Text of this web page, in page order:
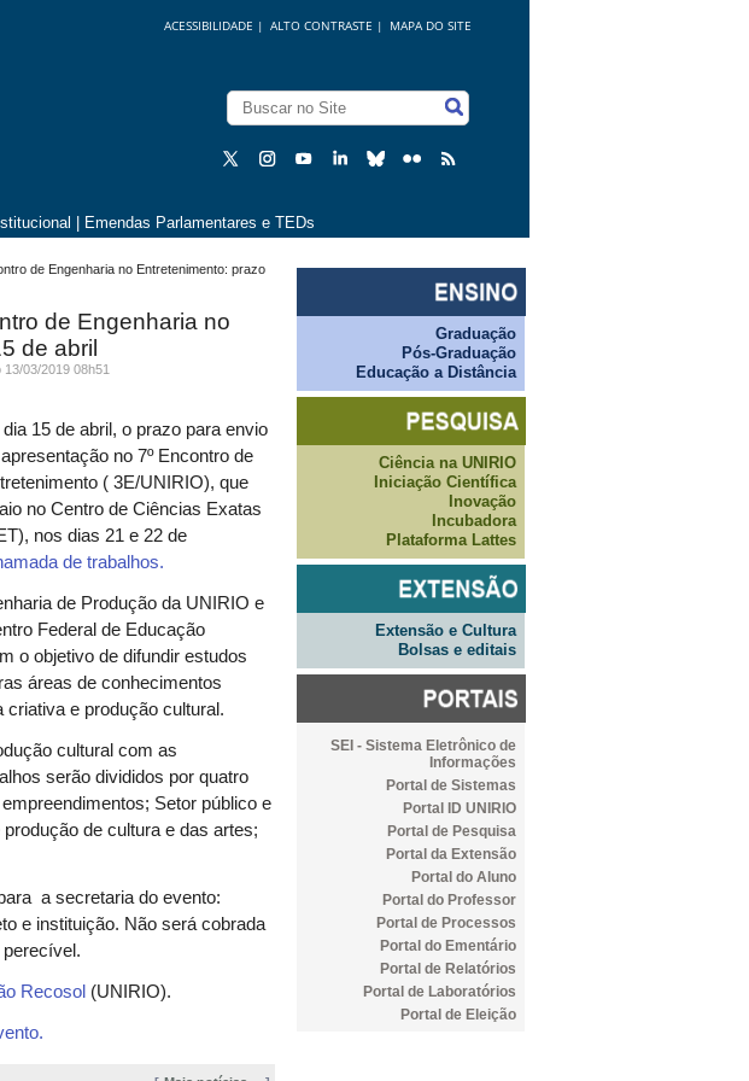
MAPA DO SITE
ALTO CONTRASTE |
ACESSIBILIDADE |
Emendas Parlamentares e TEDs
de Engenharia no Entretenimento: prazo
de Engenharia no
de abril
13/03/2019 08h51
15 de abril, o prazo para envio
no 7º Encontro de
( 3E/UNIRIO), que
no Centro de Ciências Exatas
nos dias 21 e 22 de
de trabalhos.
de Produção da UNIRIO e
Federal de Educação
o objetivo de difundir estudos
áreas de conhecimentos
criativa e produção cultural.
cultural com as
serão divididos por quatro
Setor público e
de cultura e das artes;
a secretaria do evento:
e instituição. Não será cobrada
Recosol (UNIRIO).
Graduação
Pós-Graduação
Educação a Distância
Ciência na UNIRIO
Iniciação Científica
Inovação
Incubadora
Plataforma Lattes
Extensão e Cultura
Bolsas e editais
SEI - Sistema Eletrônico de
Informações
Portal de Sistemas
Portal ID UNIRIO
Portal de Pesquisa
Portal da Extensão
Portal do Aluno
Portal do Professor
Portal de Processos
Portal do Ementário
Portal de Relatórios
Portal de Laboratórios
Portal de Eleição